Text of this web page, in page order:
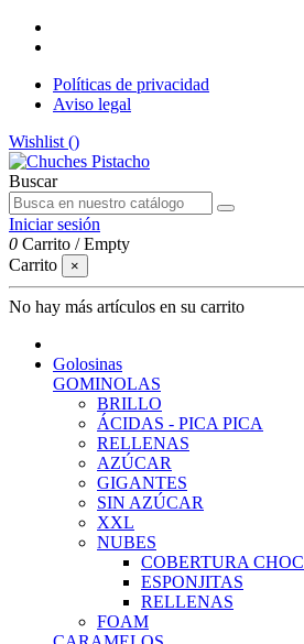
Políticas de privacidad
Aviso legal
Wishlist ()
Buscar
Iniciar sesión
0 Carrito /Empty
Carrito
×
No hay más artículos en su carrito
Golosinas
GOMINOLAS
BRILLO
ÁCIDAS - PICA PICA
RELLENAS
AZÚCAR
GIGANTES
SIN AZÚCAR
XXL
NUBES
COBERTURA
ESPONJITAS
RELLENAS
FOAM